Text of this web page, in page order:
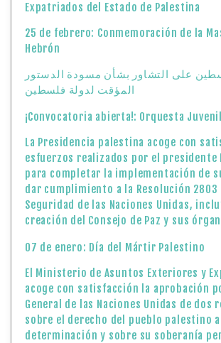
Expatriados del Estado de Palestina
25 de febrero: Conmemoración de la
Hebrón
على التشاور بشأن مسودة الدستور
المؤقت لدولة فلسطين
¡Convocatoria abierta!: Orquesta
La Presidencia palestina acoge con
esfuerzos realizados por el presidente
para completar la implementación de
dar cumplimiento a la Resolución 2803
Seguridad de las Naciones Unidas,
creación del Consejo de Paz y sus
07 de enero: Día del Mártir Palestino
El Ministerio de Asuntos Exteriores y
acoge con satisfacción la aprobación
General de las Naciones Unidas de dos
sobre el derecho del pueblo palestino
determinación y sobre su soberanía